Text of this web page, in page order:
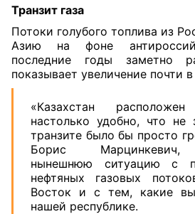
Транзит газа
Потоки голубого топлива из
Азию на фоне
последние годы заметно
показывает увеличение почти
«Казахстан расположен
настолько удобно, что не
транзите было бы просто
Борис Марцинкевич,
нынешнюю ситуацию с
нефтяных газовых
Восток и с тем, какие
нашей республике.